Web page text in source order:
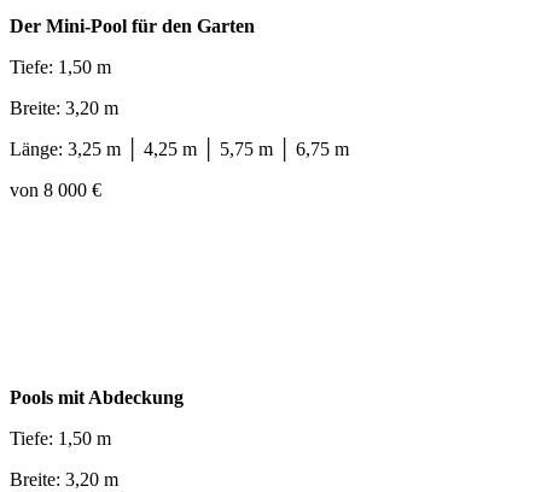
Der Mini-Pool für den Garten
Tiefe: 1,50 m
Breite: 3,20 m
Länge: 3,25 m │ 4,25 m │ 5,75 m │ 6,75 m
von 8 000 €
Pools mit Abdeckung
Tiefe: 1,50 m
Breite: 3,20 m